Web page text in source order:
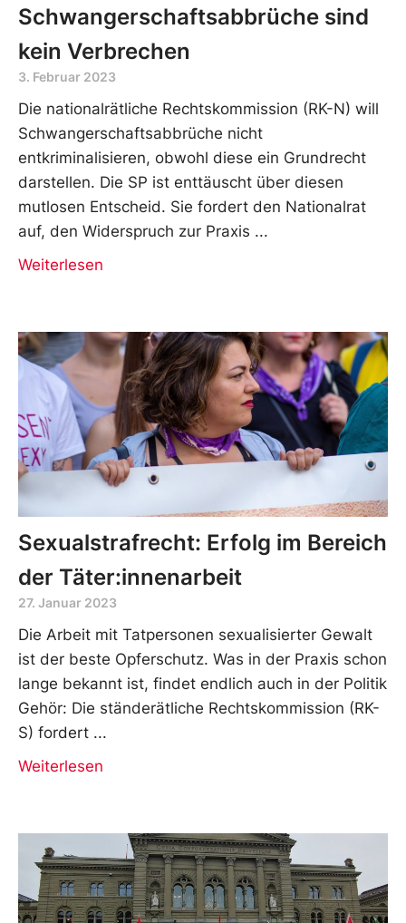
Schwangerschaftsabbrüche sind
kein Verbrechen
3. Februar 2023
Die nationalrätliche Rechtskommission (RK-N) will
Schwangerschaftsabbrüche nicht
entkriminalisieren, obwohl diese ein Grundrecht
darstellen. Die SP ist enttäuscht über diesen
mutlosen Entscheid. Sie fordert den Nationalrat
auf, den Widerspruch zur Praxis
Weiterlesen
Sexualstrafrecht: Erfolg im Bereich
der Täter:innenarbeit
27. Januar 2023
Die Arbeit mit Tatpersonen sexualisierter Gewalt
ist der beste Opferschutz. Was in der Praxis schon
lange bekannt ist, findet endlich auch in der Politik
Gehör: Die ständerätliche Rechtskommission (RK-
S) fordert
Weiterlesen